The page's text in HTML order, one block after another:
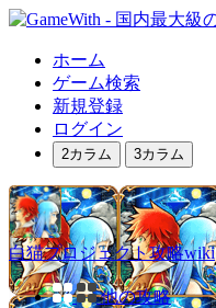
ホーム
ゲーム検索
新規登録
ログイン
2カラム 3カラム
白猫プロジェクト攻略wiki
他の攻略